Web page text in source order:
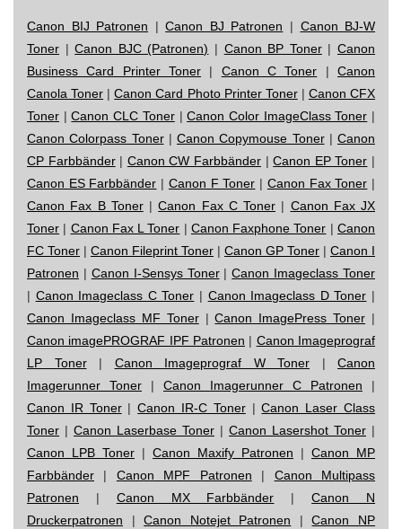
Canon BIJ Patronen |Canon BJ Patronen | Canon BJ-W
Toner |Canon BJC (Patronen) | Canon BP Toner|Canon
Business Card Printer Toner | Canon C Toner |Canon
Canola Toner |Canon Card Photo Printer Toner| Canon CFX
Toner |Canon CLC Toner|Canon Color ImageClass Toner |
Canon Colorpass Toner| Canon Copymouse Toner| Canon
CP Farbbänder| Canon CW Farbbänder |Canon EP Toner |
Canon ES Farbbänder | Canon F Toner | Canon Fax Toner |
Canon Fax B Toner|Canon Fax C Toner | Canon Fax JX
Toner | Canon Fax L Toner | Canon Faxphone Toner |Canon
FC Toner | Canon Fileprint Toner | Canon GP Toner | Canon I
Patronen | Canon I-Sensys Toner|Canon Imageclass Toner
| Canon Imageclass C Toner | Canon Imageclass D Toner |
Canon Imageclass MF Toner|Canon ImagePress Toner |
Canon imagePROGRAF IPF Patronen | Canon Imageprograf
LP Toner| Canon Imageprograf W Toner | Canon
Imagerunner Toner | Canon Imagerunner C Patronen |
Canon IR Toner|Canon IR-C Toner|Canon Laser Class
Toner | Canon Laserbase Toner | Canon Lasershot Toner |
Canon LPB Toner | Canon Maxify Patronen | Canon MP
Farbbänder | Canon MPF Patronen | Canon Multipass
Patronen | Canon MX Farbbänder |Canon N
Druckerpatronen |Canon Notejet Patronen |Canon NP